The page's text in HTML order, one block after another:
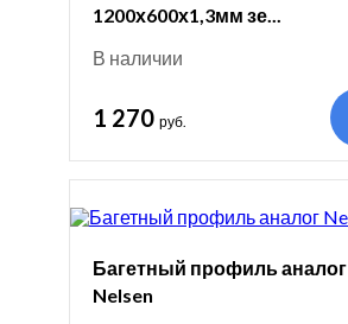
1200х600х1,3мм зе...
В наличии
1 270 руб.
Багетный профиль аналог
Nelsen